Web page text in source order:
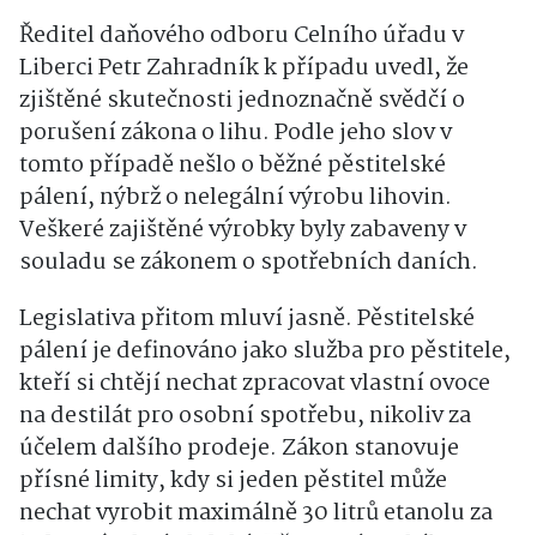
Ředitel daňového odboru Celního úřadu v
Liberci Petr Zahradník k případu uvedl, že
zjištěné skutečnosti jednoznačně svědčí o
porušení zákona o lihu. Podle jeho slov v
tomto případě nešlo o běžné pěstitelské
pálení, nýbrž o nelegální výrobu lihovin.
Veškeré zajištěné výrobky byly zabaveny v
souladu se zákonem o spotřebních daních.
Legislativa přitom mluví jasně. Pěstitelské
pálení je definováno jako služba pro pěstitele,
kteří si chtějí nechat zpracovat vlastní ovoce
na destilát pro osobní spotřebu, nikoliv za
účelem dalšího prodeje. Zákon stanovuje
přísné limity, kdy si jeden pěstitel může
nechat vyrobit maximálně 30 litrů etanolu za